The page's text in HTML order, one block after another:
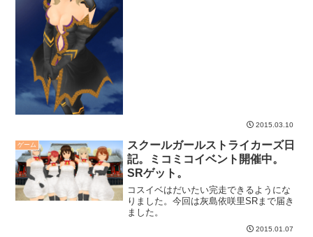
2015.03.10
ゲーム
スクールガールストライカーズ日
記。ミコミコイベント開催中。
SRゲット。
コスイベはだいたい完走できるようにな
りました。今回は灰島依咲里SRまで届き
ました。
2015.01.07